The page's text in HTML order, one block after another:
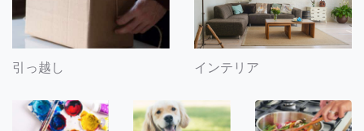
引っ越し インテリア